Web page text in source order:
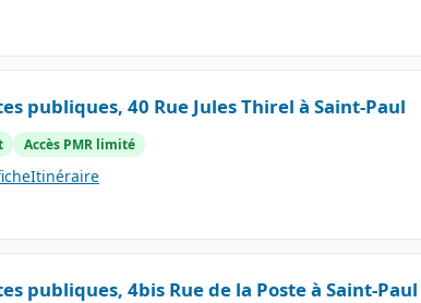
publiques, 40 Rue Jules Thirel à Saint-Paul
Accès PMR limité
Itinéraire
publiques, 4bis Rue de la Poste à Saint-Paul